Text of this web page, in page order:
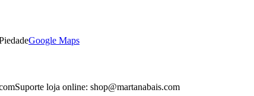
Google Maps
Suporte loja online: shop@martanabais.com